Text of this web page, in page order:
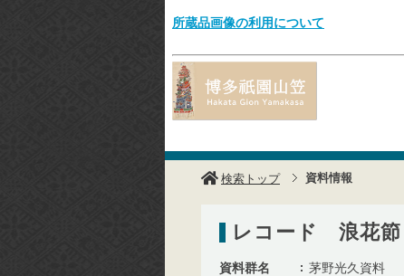
所蔵品画像の利用について
検索トップ 資料情報
レコード 浪花節
資料群名 茅野光久資料